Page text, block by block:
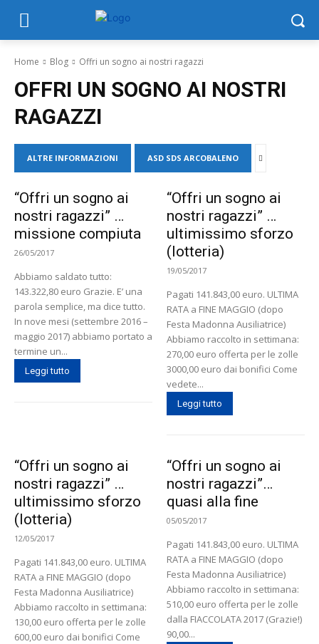
Home Blog Offri un sogno ai nostri ragazzi
OFFRI UN SOGNO AI NOSTRI
RAGAZZI
ALTRE INFORMAZIONI ASD SDS ARCOBALENO
“Offri un sogno ai
nostri ragazzi” …
missione compiuta
26/05/2017
Abbiamo saldato tutto:
143.322,80 euro Grazie. E’ una
parola semplice, ma dice tutto.
In nove mesi (settembre 2016 –
maggio 2017) abbiamo portato a
termine un...
Leggi tutto
“Offri un sogno ai
nostri ragazzi” …
ultimissimo sforzo
(lotteria)
19/05/2017
Pagati 141.843,00 euro. ULTIMA
RATA a FINE MAGGIO (dopo
Festa Madonna Ausiliatrice)
Abbiamo raccolto in settimana:
270,00 euro offerta per le zolle
3000,00 euro dai bonifici Come
vedete...
Leggi tutto
“Offri un sogno ai
nostri ragazzi” …
ultimissimo sforzo
(lotteria)
12/05/2017
Pagati 141.843,00 euro. ULTIMA
RATA a FINE MAGGIO (dopo
Festa Madonna Ausiliatrice)
Abbiamo raccolto in settimana:
130,00 euro offerta per le zolle
600,00 euro dai bonifici Come
“Offri un sogno ai
nostri ragazzi”…
quasi alla fine
05/05/2017
Pagati 141.843,00 euro. ULTIMA
RATA a FINE MAGGIO (dopo
Festa Madonna Ausiliatrice)
Abbiamo raccolto in settimana:
510,00 euro offerta per le zolle
dalla FIACCOLATA 2017 (Grazie!)
90,00...